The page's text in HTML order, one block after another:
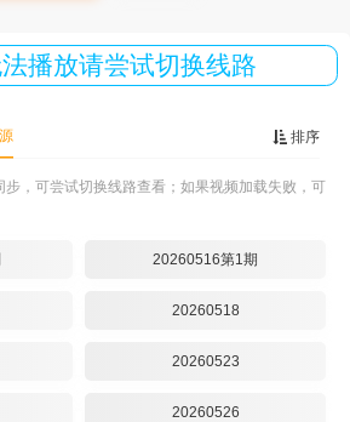
播放请尝试切换线路
排序
，可尝试切换线路查看；如果视频加载失败，可
20260516第1期
20260518
20260523
20260526